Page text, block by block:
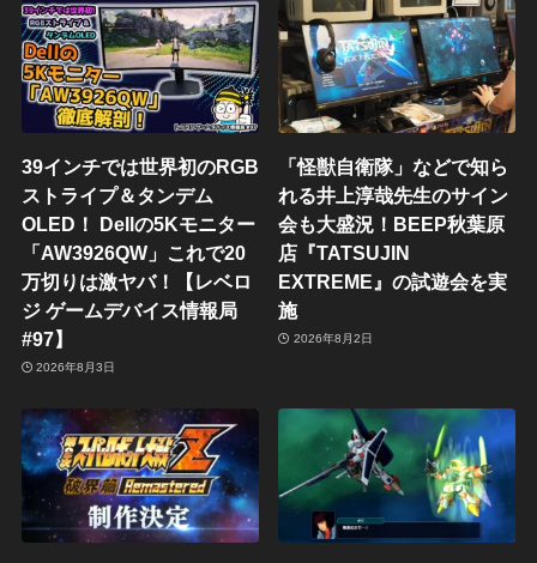
39インチでは世界初のRGB
ストライプ＆タンデム
OLED！ Dellの5Kモニター
「AW3926QW」これで20
万切りは激ヤバ！【レベロ
ジ ゲームデバイス情報局
#97】
2026年8月3日
「怪獣自衛隊」などで知ら
れる井上淳哉先生のサイン
会も大盛況！BEEP秋葉原
店『TATSUJIN
EXTREME』の試遊会を実
施
2026年8月2日